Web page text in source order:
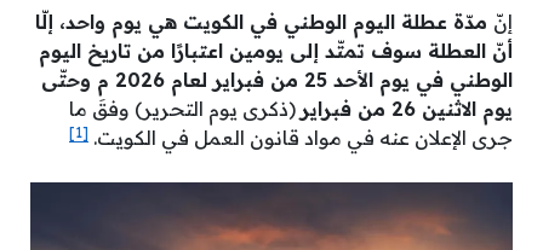
إنّ مدّة عطلة اليوم الوطني في الكويت هي يوم واحد، إلّا
أنّ العطلة سوف تمتّد إلى يومين اعتبارًا من تاريخ اليوم
الوطني في يوم الأحد 25 من فبراير لعام 2026 م وحتّى
يوم الاثنين 26 من فبراير
(ذكرى يوم التحرير) وفقَ ما
جرى الإعلان عنه في مواد قانون العمل في الكويت. [1]